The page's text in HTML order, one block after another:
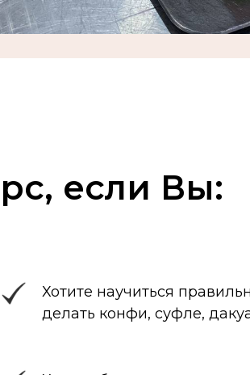
если Вы:
Хотите научиться
делать конфи, суфле,